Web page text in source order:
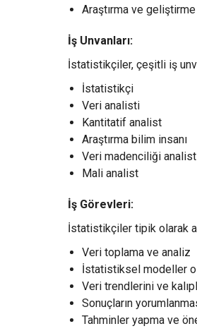
Araştırma ve geliştirme
İş Unvanları:
İstatistikçiler, çeşitli iş
İstatistikçi
Veri analisti
Kantitatif analist
Araştırma bilim insanı
Veri madenciliği
Mali analist
İş Görevleri:
İstatistikçiler tipik olarak
Veri toplama ve analiz
İstatistiksel modeller
Veri trendlerini ve
Sonuçların
Tahminler yapma ve